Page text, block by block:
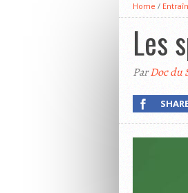
Home /
Les
ParDoc du